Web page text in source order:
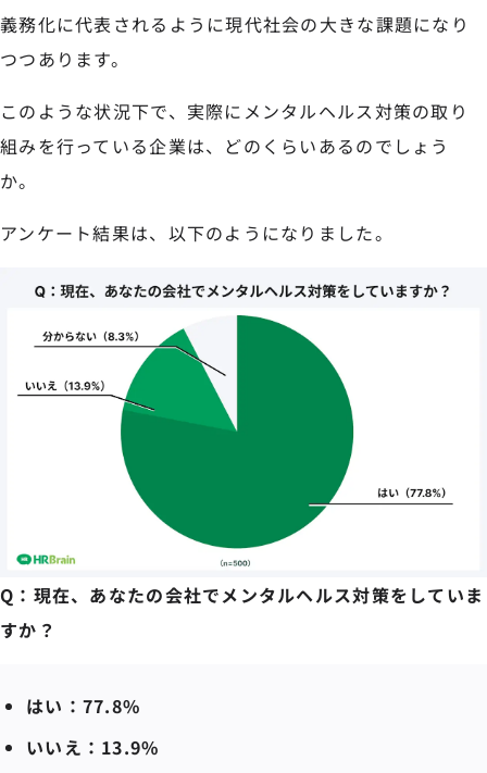
義務化に代表されるように現代社会の大きな課題になり
つつあります。
このような状況下で、実際にメンタルヘルス対策の取り
組みを行っている企業は、どのくらいあるのでしょう
か。
アンケート結果は、以下のようになりました。
Q：現在、あなたの会社でメンタルヘルス対策をしていま
すか？
はい：77.8%
いいえ：13.9%